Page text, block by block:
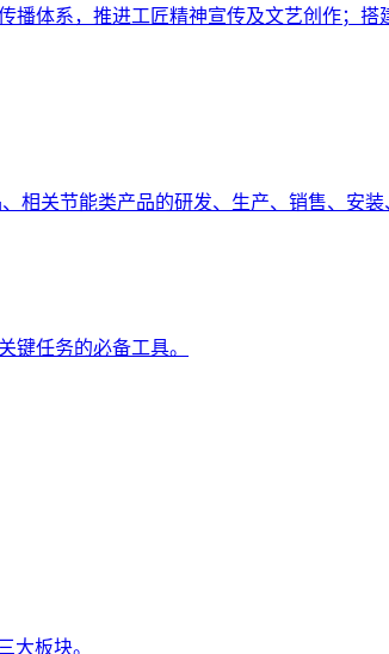
体系，推进工匠精神宣传及文艺创作；
相关节能类产品的研发、生产、销售、安装
键任务的必备工具。
大板块。